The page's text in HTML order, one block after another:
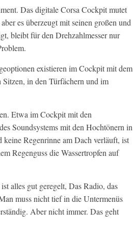
Das digitale Corsa Cockpit mutet
es überzeugt mit seinen großen und
bleibt für den Drehzahlmesser nur
existieren im Cockpit mit dem
Sitzen, in den Türfächern und im
Etwa im Cockpit mit den
Soundsystems mit den Hochtönern in
Regenrinne am Dach verläuft, ist
Regenguss die Wassertropfen auf
alles gut geregelt, Das Radio, das
muss nicht tief in die Untermenüs
Aber nicht immer. Das geht